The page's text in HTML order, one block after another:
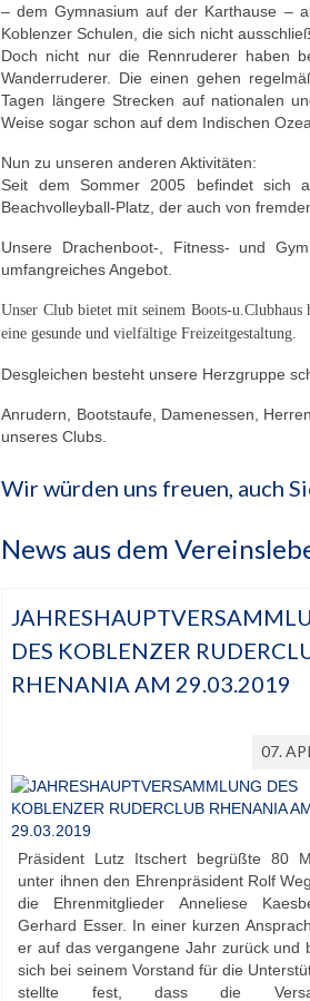
– dem Gymnasium auf der Karthause –
Koblenzer Schulen, die sich nicht
Doch nicht nur die Rennruderer haben
Wanderruderer. Die einen gehen
Tagen längere Strecken auf nationalen
Weise sogar schon auf dem Indischen
Nun zu unseren anderen Aktivitäten:
Seit dem Sommer 2005 befindet sich
Beachvolleyball-Platz, der auch von
Unsere Drachenboot-, Fitness- und
umfangreiches Angebot.
Unser Club bietet mit seinem Boots-
eine gesunde und vielfältige Freizeitgestaltung.
Desgleichen besteht unsere Herzgruppe
Anrudern, Bootstaufe, Damenessen,
unseres Clubs.
Wir würden uns freuen, auch
News aus dem
DES KOBLENZER
RHENANIA AM 29.03.2019
07.
Präsident Lutz Itschert begrüßte 80
unter ihnen den Ehrenpräsident Rolf
die Ehrenmitglieder Anneliese
Gerhard Esser. In einer kurzen
er auf das vergangene Jahr zurück und
sich bei seinem Vorstand für die
stellte fest, dass die